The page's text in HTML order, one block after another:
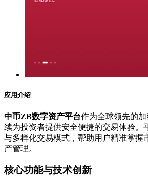
应用介绍
中币ZB数字资产平台作为全球领先的
续为投资者提供安全便捷的交易体验。
与多样化交易模式，帮助用户精准掌握
产管理。
核心功能与技术创新